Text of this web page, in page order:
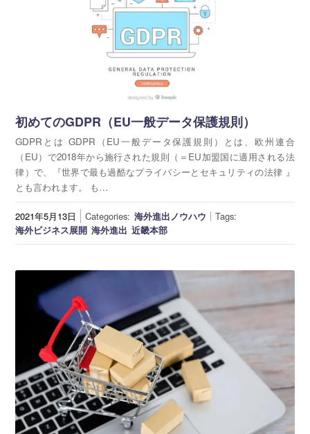
初めてのGDPR（EU一般データ保護規則）
GDPRとは GDPR（EU一般データ保護規則）とは、欧州連合
（EU）で2018年から施行された規則（＝EU加盟国に適用される法
律）で、『世界で最も過酷なプライバシーとセキュリティの法律 』
とも言われます。 も…
2021年5月13日 Categories: 海外進出ノウハウ
Tags:
海外ビジネス展開 海外進出 近畿本部